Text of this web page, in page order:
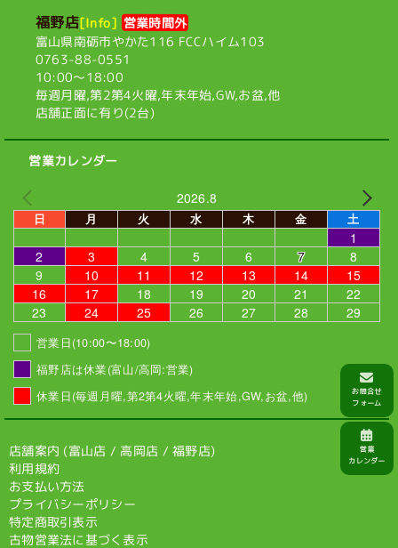
福野店[Info] 営業時間外
富山県南砺市やかた116 FCCハイム103
0763-88-0551
10:00〜18:00
毎週月曜,第2第4火曜,年末年始,GW,お盆,他
店舗正面に有り(2台)
営業カレンダー
2026.8
日 月 火 水 木 金 土
1
2
3 4 5 6 7
8
9
10 11 12 13 14
15
16
17 18 19 20 21
22
23
24 25 26 27 28 29
営業日(10:00〜18:00)
福野店は休業(富山/高岡:営業)
休業日(毎週月曜,第2第4火曜,年末年始,GW,お盆,他)
店舗案内 (富山店 / 高岡店 /福野店)
利用規約
お支払い方法
プライバシーポリシー
特定商取引表示
古物営業法に基づく表示